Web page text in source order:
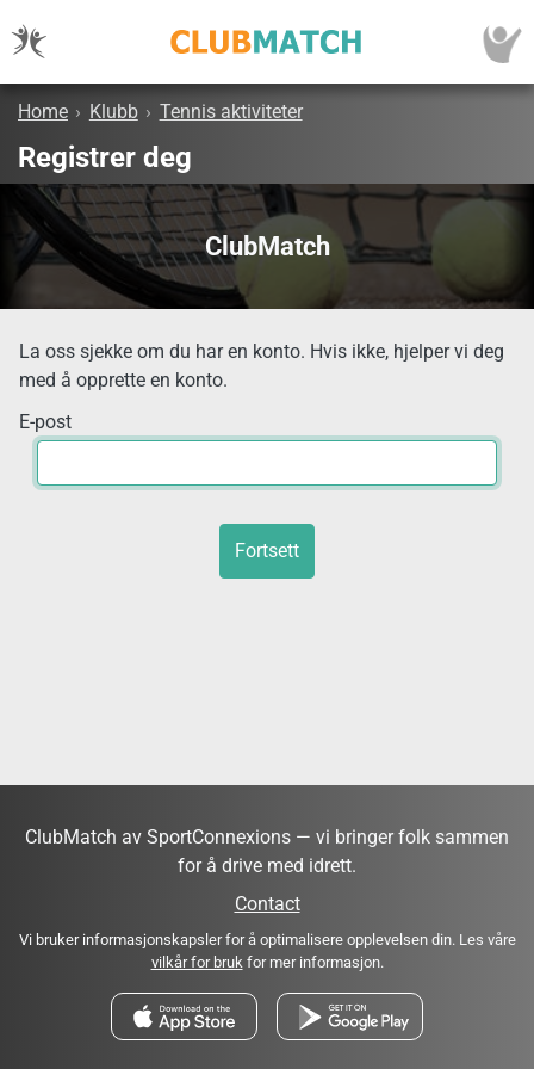
Home › Klubb › Tennis aktiviteter
Registrer deg
ClubMatch
La oss sjekke om du har en konto. Hvis ikke, hjelper vi deg
med å opprette en konto.
E-post
Fortsett
ClubMatch av SportConnexions — vi bringer folk sammen
for å drive med idrett.
Contact
Vi bruker informasjonskapsler for å optimalisere opplevelsen din. Les våre
vilkår for brukfor mer informasjon.